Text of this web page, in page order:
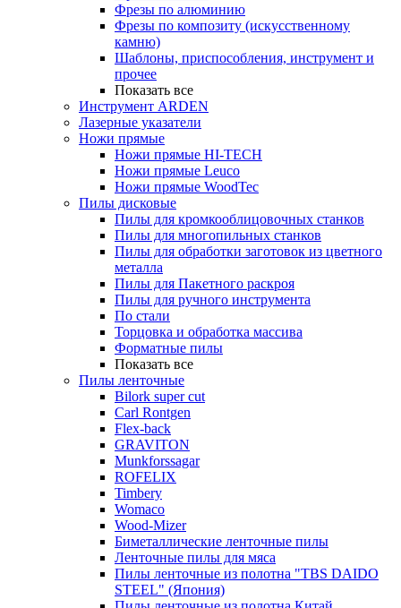
Фрезы по алюминию
Фрезы по композиту (искусственному
камню)
Шаблоны, приспособления, инструмент и
прочее
Показать все
Инструмент ARDEN
Лазерные указатели
Ножи прямые
Ножи прямые HI-TECH
Ножи прямые Leuco
Ножи прямые WoodTec
Пилы дисковые
Пилы для кромкооблицовочных станков
Пилы для многопильных станков
Пилы для обработки заготовок из цветного
металла
Пилы для Пакетного раскроя
Пилы для ручного инструмента
По стали
Торцовка и обработка массива
Форматные пилы
Показать все
Пилы ленточные
Bilork super cut
Carl Rontgen
Flex-back
GRAVITON
Munkforssagar
ROFELIX
Timbery
Womaco
Wood-Mizer
Биметаллические ленточные пилы
Ленточные пилы для мяса
Пилы ленточные из полотна "TBS DAIDO
STEEL" (Япония)